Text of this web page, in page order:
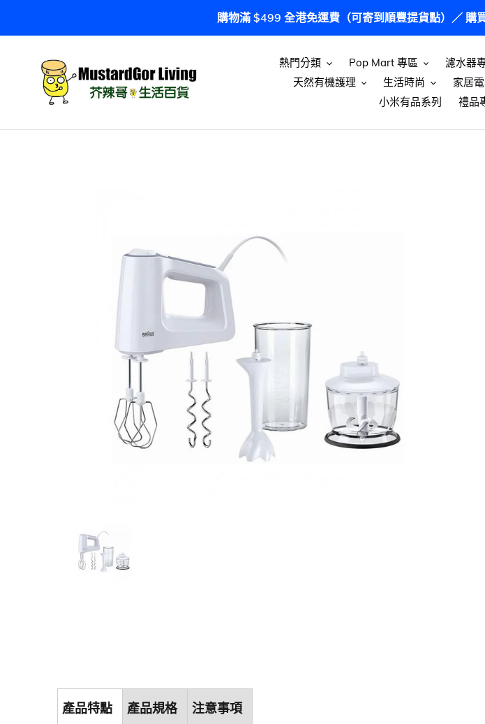
內
購物滿 $499 全港免運費（可寄到順豐提貨點）／ 購
熱門分類 Pop Mart 專區 濾水器
天然有機護理
生活時尚 家居
小米有品系列
禮品
產品特點 產品規格 注意事項